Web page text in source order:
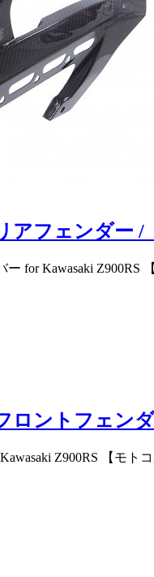
アフェンダー
for Kawasaki Z900RS
ロントフェン
Z900RS 【モト